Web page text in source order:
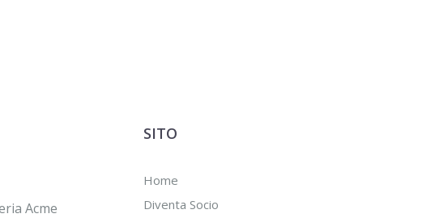
Acme
SITO
Home
Diventa Socio